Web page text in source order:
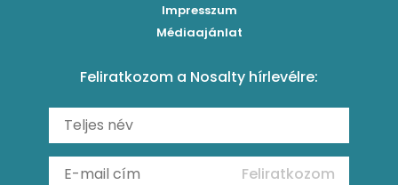
Carbonara
Shakshuka
Ratatouille
Mexikói húsleves kukorica salsával
Almás-kéksajtos kukoricasaláta
Köretek
Reggeli receptek
Impresszum
Médiaajánlat
Feliratkozom a Nosalty hírlevélre:
Feliratkozom